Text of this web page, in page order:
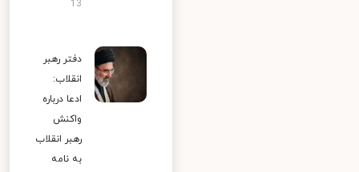
13
دفتر رهبر
انقلاب:
ادعا درباره
واکنش
رهبر انقلاب
به نامه